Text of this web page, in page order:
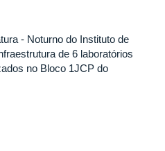
- Noturno do Instituto de
de 6 laboratórios
no Bloco 1JCP do